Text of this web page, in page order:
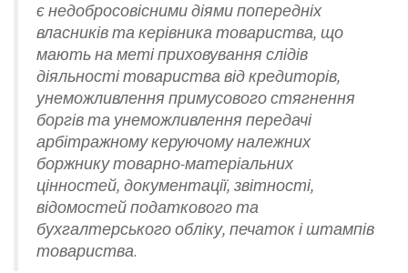
є недобросовісними діями попередніх
власників та керівника товариства, що
мають на меті приховування слідів
діяльності товариства від кредиторів,
унеможливлення примусового стягнення
боргів та унеможливлення передачі
арбітражному керуючому належних
боржнику товарно-матеріальних
цінностей, документації, звітності,
відомостей податкового та
бухгалтерського обліку, печаток і штампів
товариства.